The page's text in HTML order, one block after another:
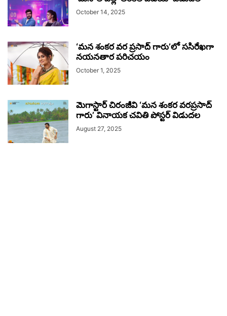
October 14, 2025
‘మన శంకర వర ప్రసాద్ గారు’లో ససిరేఖగా
నయనతార పరిచయం
October 1, 2025
మెగాస్టార్ చిరంజీవి ‘మన శంకర వరప్రసాద్
గారు’ వినాయక చవితి పోస్టర్ విడుదల
August 27, 2025